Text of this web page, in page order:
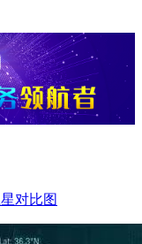
对比图